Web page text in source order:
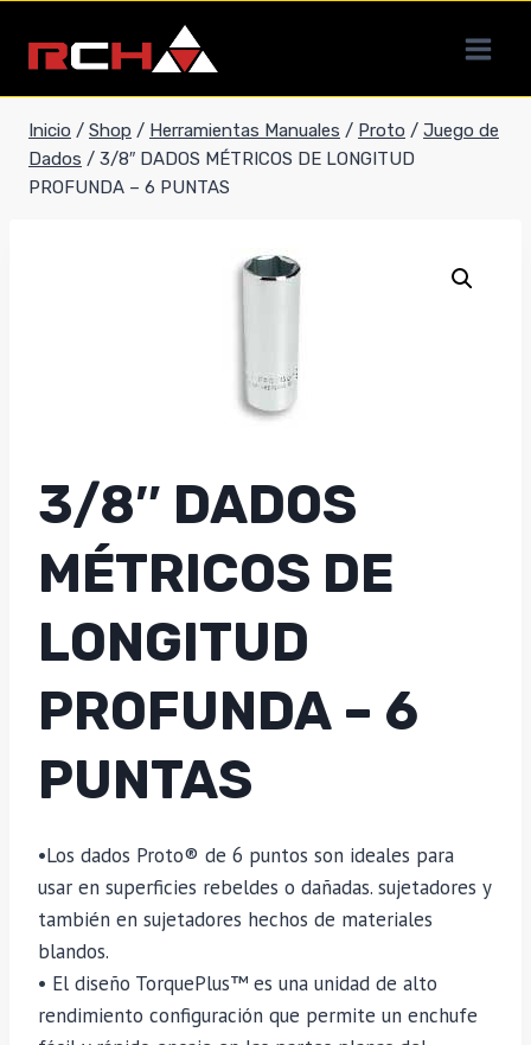
contenido
Inicio / Shop / Herramientas Manuales / Proto / Juego de
Dados / 3/8″ DADOS MÉTRICOS DE LONGITUD
PROFUNDA – 6 PUNTAS
3/8″ DADOS
MÉTRICOS DE
LONGITUD
PROFUNDA – 6
PUNTAS
•Los dados Proto® de 6 puntos son ideales para
usar en superficies rebeldes o dañadas. sujetadores y
también en sujetadores hechos de materiales
blandos.
• El diseño TorquePlus™ es una unidad de alto
rendimiento configuración que permite un enchufe